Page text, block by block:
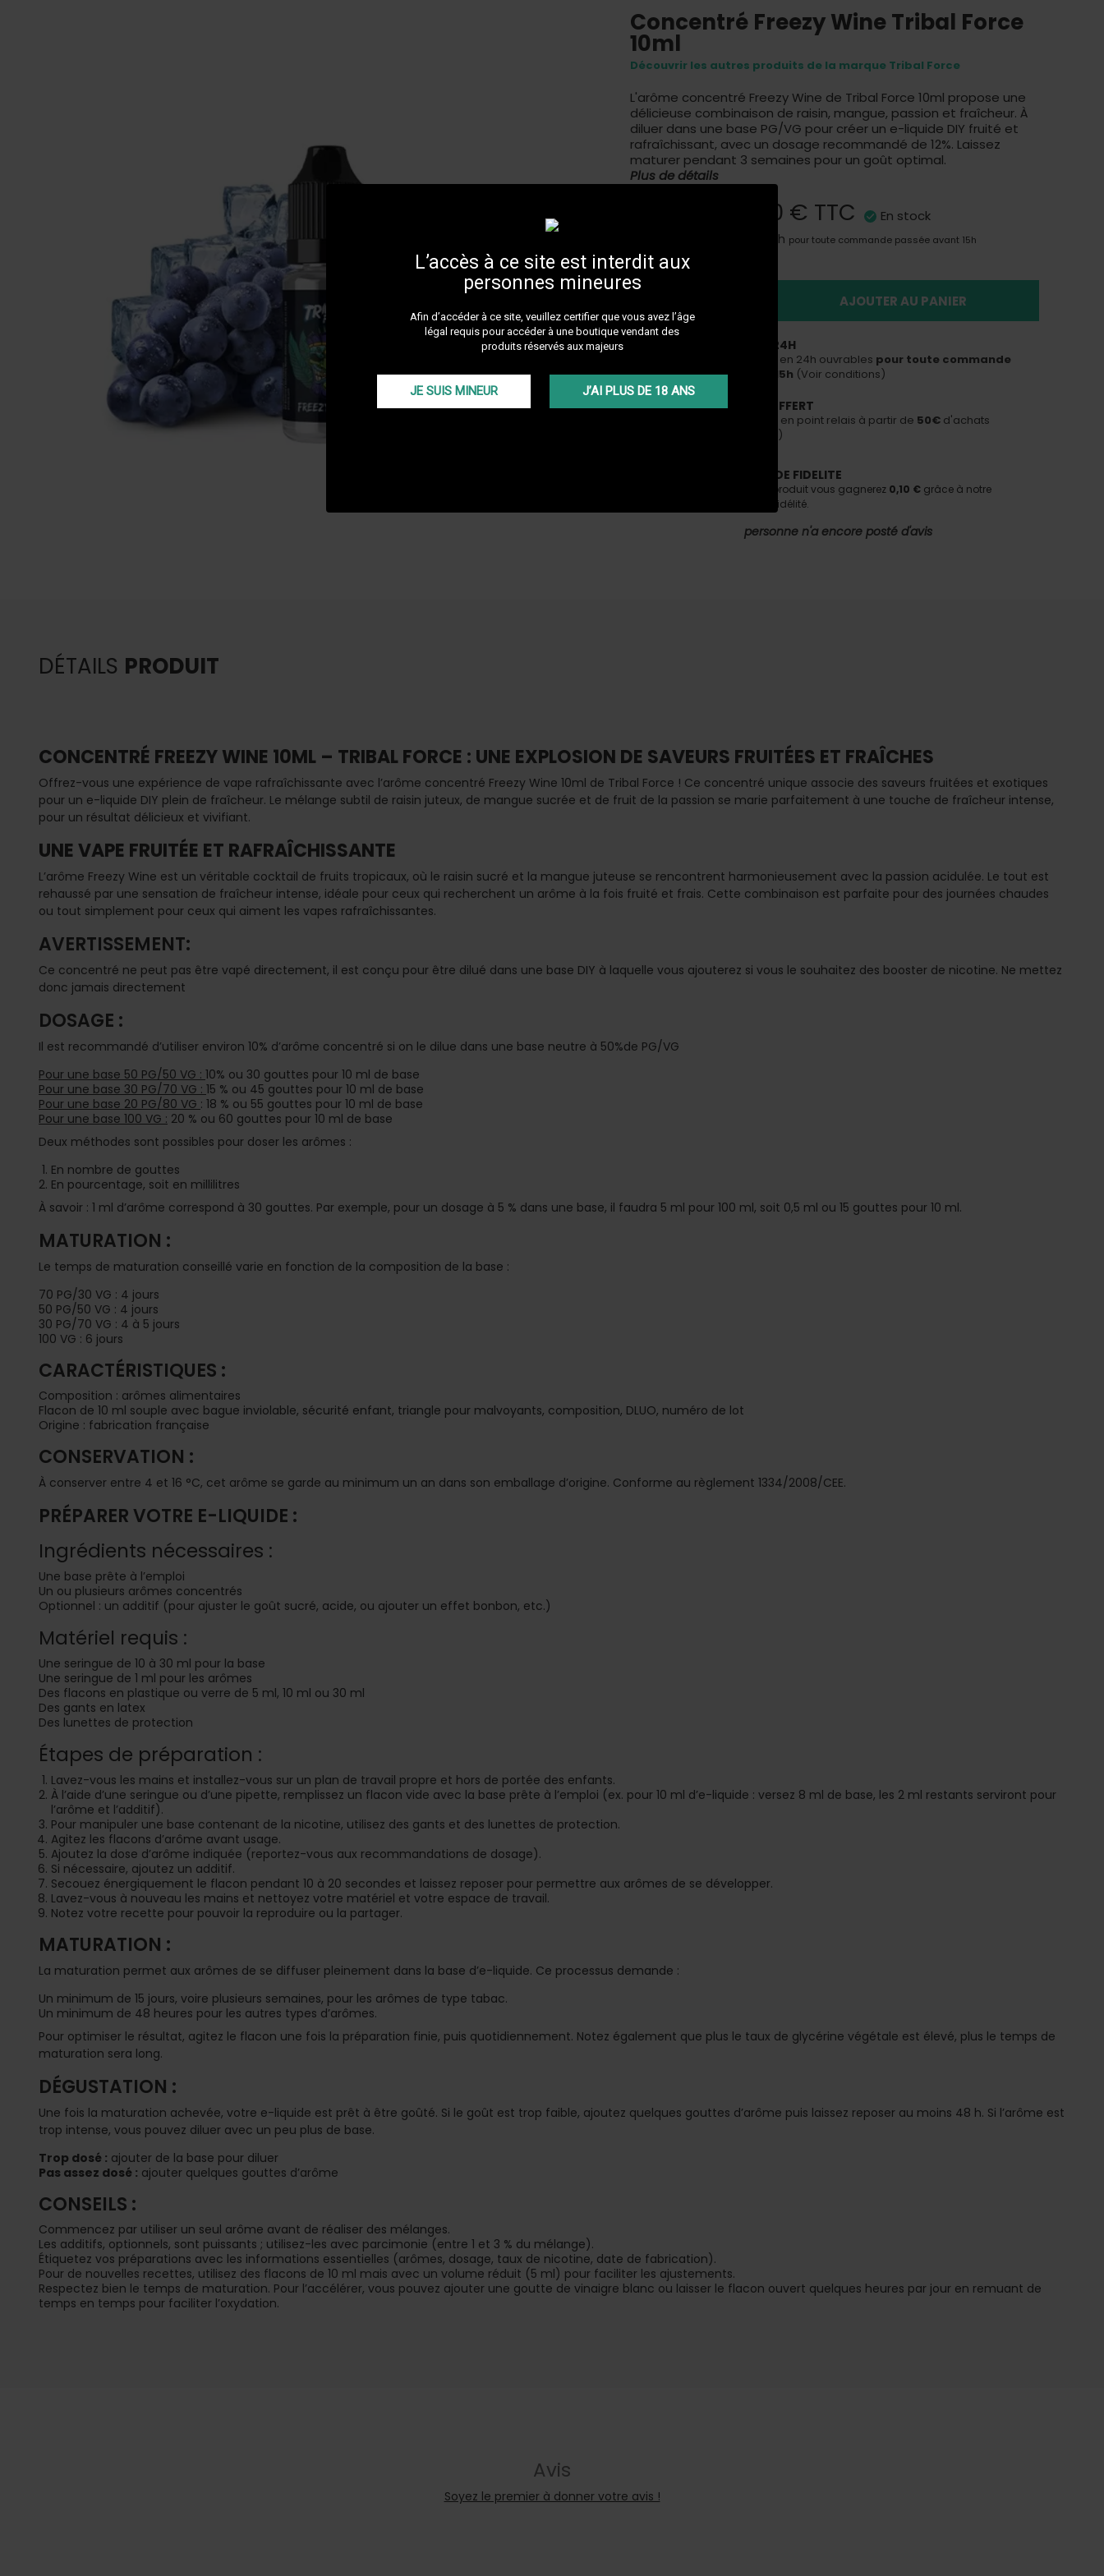
L’accès à ce site est interdit aux
personnes mineures
Afin d’accéder à ce site, veuillez certifier que vous avez l’âge
légal requis pour accéder à une boutique vendant des
produits réservés aux majeurs
JE SUIS MINEUR J’AI PLUS DE 18 ANS
Concentré Freezy Wine Tribal Force
10ml
Découvrir les autres produits de la marque Tribal Force
L'arôme concentré Freezy Wine de Tribal Force 10ml propose une
délicieuse combinaison de raisin, mangue, passion et fraîcheur. À
diluer dans une base PG/VG pour créer un e-liquide DIY fruité et
rafraîchissant, avec un dosage recommandé de 12%. Laissez
maturer pendant 3 semaines pour un goût optimal.
Plus de détails
5,90 € TTC En stock
Livraison 24h pour toute commande passée avant 15h
AJOUTER AU PANIER
LIVRAISON EN 24H
Faites vous livrer en 24h ouvrables pour toute commande
passée avant 15h (Voir conditions)
TRANSPORT OFFERT
Livraison offerte en point relais à partir de 50€ d'achats
(Voir conditions)
PROGRAMME DE FIDELITE
En achetant ce produit vous gagnerez 0,10 € grâce à notre
programme de fidélité.
personne n'a encore posté d'avis
DÉTAILS PRODUIT
CONCENTRÉ FREEZY WINE 10ML – TRIBAL FORCE : UNE EXPLOSION DE SAVEURS FRUITÉES ET FRAÎCHES
Offrez-vous une expérience de vape rafraîchissante avec l’arôme concentré Freezy Wine 10ml de Tribal Force ! Ce concentré unique associe des saveurs fruitées et exotiques
pour un e-liquide DIY plein de fraîcheur. Le mélange subtil de raisin juteux, de mangue sucrée et de fruit de la passion se marie parfaitement à une touche de fraîcheur intense,
pour un résultat délicieux et vivifiant.
UNE VAPE FRUITÉE ET RAFRAÎCHISSANTE
L’arôme Freezy Wine est un véritable cocktail de fruits tropicaux, où le raisin sucré et la mangue juteuse se rencontrent harmonieusement avec la passion acidulée. Le tout est
rehaussé par une sensation de fraîcheur intense, idéale pour ceux qui recherchent un arôme à la fois fruité et frais. Cette combinaison est parfaite pour des journées chaudes
ou tout simplement pour ceux qui aiment les vapes rafraîchissantes.
AVERTISSEMENT:
Ce concentré ne peut pas être vapé directement, il est conçu pour être dilué dans une base DIY à laquelle vous ajouterez si vous le souhaitez des booster de nicotine. Ne mettez
donc jamais directement
DOSAGE :
Il est recommandé d’utiliser environ 10% d’arôme concentré si on le dilue dans une base neutre à 50%de PG/VG
Pour une base 50 PG/50 VG : 10% ou 30 gouttes pour 10 ml de base
Pour une base 30 PG/70 VG : 15 % ou 45 gouttes pour 10 ml de base
Pour une base 20 PG/80 VG : 18 % ou 55 gouttes pour 10 ml de base
Pour une base 100 VG : 20 % ou 60 gouttes pour 10 ml de base
Deux méthodes sont possibles pour doser les arômes :
En nombre de gouttes
En pourcentage, soit en millilitres
À savoir : 1 ml d’arôme correspond à 30 gouttes. Par exemple, pour un dosage à 5 % dans une base, il faudra 5 ml pour 100 ml, soit 0,5 ml ou 15 gouttes pour 10 ml.
MATURATION :
Le temps de maturation conseillé varie en fonction de la composition de la base :
70 PG/30 VG : 4 jours
50 PG/50 VG : 4 jours
30 PG/70 VG : 4 à 5 jours
100 VG : 6 jours
CARACTÉRISTIQUES :
Composition : arômes alimentaires
Flacon de 10 ml souple avec bague inviolable, sécurité enfant, triangle pour malvoyants, composition, DLUO, numéro de lot
Origine : fabrication française
CONSERVATION :
À conserver entre 4 et 16 °C, cet arôme se garde au minimum un an dans son emballage d’origine. Conforme au règlement 1334/2008/CEE.
PRÉPARER VOTRE E-LIQUIDE :
Ingrédients nécessaires :
Une base prête à l’emploi
Un ou plusieurs arômes concentrés
Optionnel : un additif (pour ajuster le goût sucré, acide, ou ajouter un effet bonbon, etc.)
Matériel requis :
Une seringue de 10 à 30 ml pour la base
Une seringue de 1 ml pour les arômes
Des flacons en plastique ou verre de 5 ml, 10 ml ou 30 ml
Des gants en latex
Des lunettes de protection
Étapes de préparation :
Lavez-vous les mains et installez-vous sur un plan de travail propre et hors de portée des enfants.
À l’aide d’une seringue ou d’une pipette, remplissez un flacon vide avec la base prête à l’emploi (ex. pour 10 ml d’e-liquide : versez 8 ml de base, les 2 ml restants serviront pour
l’arôme et l’additif).
Pour manipuler une base contenant de la nicotine, utilisez des gants et des lunettes de protection.
Agitez les flacons d’arôme avant usage.
Ajoutez la dose d’arôme indiquée (reportez-vous aux recommandations de dosage).
Si nécessaire, ajoutez un additif.
Secouez énergiquement le flacon pendant 10 à 20 secondes et laissez reposer pour permettre aux arômes de se développer.
Lavez-vous à nouveau les mains et nettoyez votre matériel et votre espace de travail.
Notez votre recette pour pouvoir la reproduire ou la partager.
MATURATION :
La maturation permet aux arômes de se diffuser pleinement dans la base d’e-liquide. Ce processus demande :
Un minimum de 15 jours, voire plusieurs semaines, pour les arômes de type tabac.
Un minimum de 48 heures pour les autres types d’arômes.
Pour optimiser le résultat, agitez le flacon une fois la préparation finie, puis quotidiennement. Notez également que plus le taux de glycérine végétale est élevé, plus le temps de
maturation sera long.
DÉGUSTATION :
Une fois la maturation achevée, votre e-liquide est prêt à être goûté. Si le goût est trop faible, ajoutez quelques gouttes d’arôme puis laissez reposer au moins 48 h. Si l’arôme est
trop intense, vous pouvez diluer avec un peu plus de base.
Trop dosé : ajouter de la base pour diluer
Pas assez dosé : ajouter quelques gouttes d’arôme
CONSEILS :
Commencez par utiliser un seul arôme avant de réaliser des mélanges.
Les additifs, optionnels, sont puissants ; utilisez-les avec parcimonie (entre 1 et 3 % du mélange).
Étiquetez vos préparations avec les informations essentielles (arômes, dosage, taux de nicotine, date de fabrication).
Pour de nouvelles recettes, utilisez des flacons de 10 ml mais avec un volume réduit (5 ml) pour faciliter les ajustements.
Respectez bien le temps de maturation. Pour l’accélérer, vous pouvez ajouter une goutte de vinaigre blanc ou laisser le flacon ouvert quelques heures par jour en remuant de
temps en temps pour faciliter l’oxydation.
Avis
Soyez le premier à donner votre avis !